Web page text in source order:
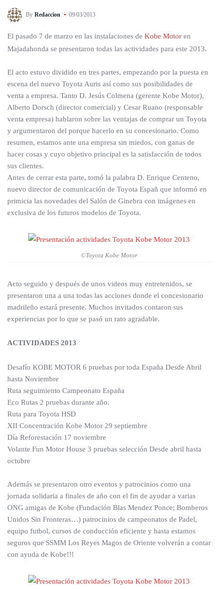
By Redaccion 09/03/2013
El pasado 7 de marzo en las instalaciones de Kobe Motor en
Majadahonda se presentaron todas las actividades para este 2013.
El acto estuvo dividido en tres partes, empezando por la puesta en
escena del nuevo Toyota Auris así como sus posibilidades de
venta a empresa. Tanto D. Jesús Colmena (gerente Kobe Motor),
Alberto Dorsch (director comercial) y Cesar Ruano (responsable
venta empresa) hablaron sobre las ventajas de comprar un Toyota
y argumentaron del porque hacerlo en su concesionario. Como
resumen, estamos ante una empresa sin miedos, con ganas de
hacer cosas y cuyo objetivo principal es la satisfacción de todos
sus clientes.
Antes de cerrar esta parte, tomó la palabra D. Enrique Centeno,
nuevo director de comunicación de Toyota Españ que informó en
primicia las novedades del Salón de Ginebra con imágenes en
exclusiva de los futuros modelos de Toyota.
©Toyota Kobe Motor
Acto seguido y después de unos videos muy entretenidos, se
presentaron una a una todas las acciones donde el concesionario
madrileño estará presente. Muchos invitados contaron sus
experiencias por lo que se pasó un rato agradable.
ACTIVIDADES 2013
Desafío KOBE MOTOR 6 pruebas por toda España Desde Abril
hasta Noviembre
Ruta seguimiento Campeonato España
Eco Rutas 2 pruebas durante año.
Ruta para Toyota HSD
XII Concentración Kobe Motor 29 septiembre
Día Reforestación 17 noviembre
Volante Fun Motor House 3 pruebas selección Desde abril hasta
octubre
Además se presentaron otro eventos y patrocinios como una
jornada solidaria a finales de año con el fin de ayudar a varias
ONG amigas de Kobe (Fundación Blas Mendez Ponce; Bomberos
Unidos Sin Fronteras…) patrocinios de campeonatos de Padel,
equipo futbol, cursos de conducción eficiente y hasta estamos
seguros que SSMM Los Reyes Magos de Oriente volverán a contar
con ayuda de Kobe!!!